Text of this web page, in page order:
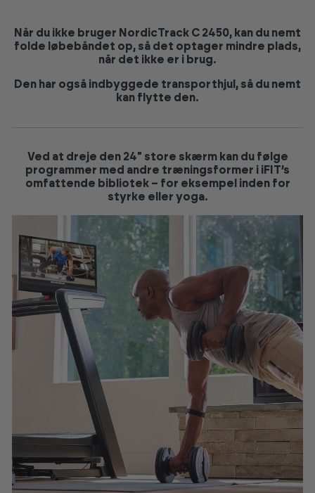
Når du ikke bruger NordicTrack C 2450, kan du nemt
folde løbebåndet op, så det optager mindre plads,
når det ikke er i brug.
Den har også indbyggede transporthjul, så du nemt
kan flytte den.
Ved at dreje den 24" store skærm kan du følge
programmer med andre træningsformer i iFIT’s
omfattende bibliotek – for eksempel inden for
styrke eller yoga.